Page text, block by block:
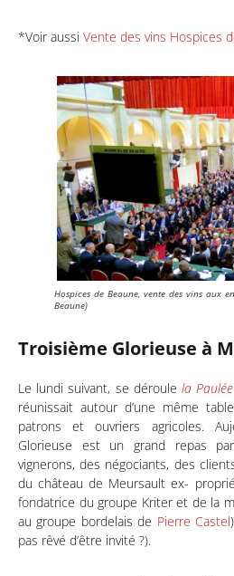
*Voir aussi Vente des vins Hospices
Hospices de Beaune, vente des vins aux
Beaune)
Troisième Glorieuse à
Le lundi suivant, se déroule la
réunissait autour d’une même
patrons et ouvriers agricoles.
Glorieuse est un grand repas
vignerons, des négociants, des
du château de Meursault ex-
fondatrice du groupe Kriter et de la
au groupe bordelais de Pierre Castel
pas rêvé d’être invité ?).